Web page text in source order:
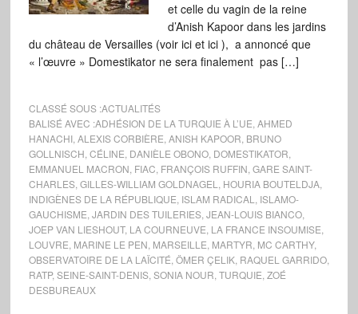
et celle du vagin de la reine
d’Anish Kapoor dans les jardins
du château de Versailles (voir ici et ici ), a annoncé que
« l’œuvre » Domestikator ne sera finalement pas […]
CLASSÉ SOUS :ACTUALITÉS
BALISÉ AVEC :ADHÉSION DE LA TURQUIE À L’UE AHMED
HANACHI, ALEXIS CORBIÈRE ANISH KAPOOR BRUNO
GOLLNISCH CÉLINE DANIÈLE OBONO, DOMESTIKATOR
EMMANUEL MACRON FIAC FRANÇOIS RUFFIN GARE SAINT-
CHARLES, GILLES-WILLIAM GOLDNAGEL HOURIA BOUTELDJA,
INDIGÈNES DE LA RÉPUBLIQUE ISLAM RADICAL
ISLAMO-
GAUCHISME JARDIN DES TUILERIES, JEAN-LOUIS BIANCO,
JOEP VAN LIESHOUT, LA COURNEUVE LA FRANCE INSOUMISE
LOUVRE MARINE LE PEN MARSEILLE MARTYR MC CARTHY,
OBSERVATOIRE DE LA LAÏCITÉ ÖMER ÇELIK, RAQUEL GARRIDO,
RATP, SEINE-SAINT-DENIS, SONIA NOUR TURQUIE ZOÉ
DESBUREAUX